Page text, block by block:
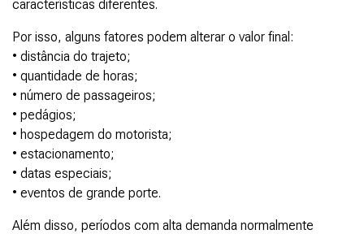
características diferentes.
Por isso, alguns fatores podem alterar o valor final:
• distância do trajeto;
• quantidade de horas;
• número de passageiros;
• pedágios;
• hospedagem do motorista;
• estacionamento;
• datas especiais;
• eventos de grande porte.
Além disso, períodos com alta demanda normalmente